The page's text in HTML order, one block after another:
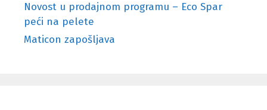
Novost u prodajnom programu – Eco Spar
peći na pelete
Maticon zapošljava